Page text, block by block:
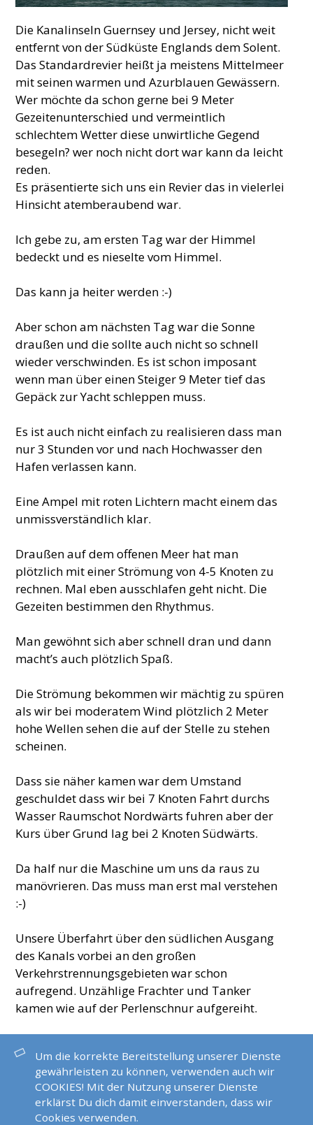
Die Kanalinseln Guernsey und Jersey, nicht weit
entfernt von der Südküste Englands dem Solent.
Das Standardrevier heißt ja meistens Mittelmeer
mit seinen warmen und Azurblauen Gewässern.
Wer möchte da schon gerne bei 9 Meter
Gezeitenunterschied und vermeintlich
schlechtem Wetter diese unwirtliche Gegend
besegeln? wer noch nicht dort war kann da leicht
reden.
Es präsentierte sich uns ein Revier das in vielerlei
Hinsicht atemberaubend war.
Ich gebe zu, am ersten Tag war der Himmel
bedeckt und es nieselte vom Himmel.
Das kann ja heiter werden :-)
Aber schon am nächsten Tag war die Sonne
draußen und die sollte auch nicht so schnell
wieder verschwinden. Es ist schon imposant
wenn man über einen Steiger 9 Meter tief das
Gepäck zur Yacht schleppen muss.
Es ist auch nicht einfach zu realisieren dass man
nur 3 Stunden vor und nach Hochwasser den
Hafen verlassen kann.
Eine Ampel mit roten Lichtern macht einem das
unmissverständlich klar.
Draußen auf dem offenen Meer hat man
plötzlich mit einer Strömung von 4-5 Knoten zu
rechnen. Mal eben ausschlafen geht nicht. Die
Gezeiten bestimmen den Rhythmus.
Man gewöhnt sich aber schnell dran und dann
macht’s auch plötzlich Spaß.
Die Strömung bekommen wir mächtig zu spüren
als wir bei moderatem Wind plötzlich 2 Meter
hohe Wellen sehen die auf der Stelle zu stehen
scheinen.
Dass sie näher kamen war dem Umstand
geschuldet dass wir bei 7 Knoten Fahrt durchs
Wasser Raumschot Nordwärts fuhren aber der
Kurs über Grund lag bei 2 Knoten Südwärts.
Da half nur die Maschine um uns da raus zu
manövrieren. Das muss man erst mal verstehen
:-)
Unsere Überfahrt über den südlichen Ausgang
des Kanals vorbei an den großen
Verkehrstrennungsgebieten war schon
aufregend. Unzählige Frachter und Tanker
kamen wie auf der Perlenschnur aufgereiht.
Ozeanriesen richtig einzuschätzen. Bei diesigem
Wetter fuhren wir bei den Needels in den Solent.
Fast jede Glocke bimmelt hier im Seegang.
Bei dem Wetter ist mir das jetzt endlich klar :-)
Um die korrekte Bereitstellung unserer Dienste
gewährleisten zu können, verwenden auch wir
COOKIES! Mit der Nutzung unserer Dienste
erklärst Du dich damit einverstanden, dass wir
Cookies verwenden.